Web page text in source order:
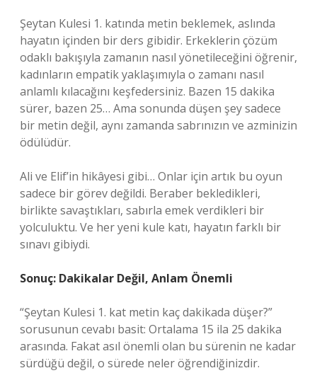
Şeytan Kulesi 1. katında metin beklemek, aslında
hayatın içinden bir ders gibidir. Erkeklerin çözüm
odaklı bakışıyla zamanın nasıl yönetileceğini öğrenir,
kadınların empatik yaklaşımıyla o zamanı nasıl
anlamlı kılacağını keşfedersiniz. Bazen 15 dakika
sürer, bazen 25… Ama sonunda düşen şey sadece
bir metin değil, aynı zamanda sabrınızın ve azminizin
ödülüdür.
Ali ve Elif’in hikâyesi gibi… Onlar için artık bu oyun
sadece bir görev değildi. Beraber bekledikleri,
birlikte savaştıkları, sabırla emek verdikleri bir
yolculuktu. Ve her yeni kule katı, hayatın farklı bir
sınavı gibiydi.
Sonuç: Dakikalar Değil, Anlam Önemli
“Şeytan Kulesi 1. kat metin kaç dakikada düşer?”
sorusunun cevabı basit: Ortalama 15 ila 25 dakika
arasında. Fakat asıl önemli olan bu sürenin ne kadar
sürdüğü değil, o sürede neler öğrendiğinizdir.